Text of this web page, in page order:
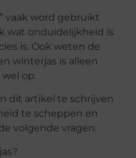
vaak word gebruikt
wat onduidelijkheid is
is. Ook weten de
winterjas is alleen
op.
dit artikel te schrijven
te scheppen en
volgende vragen: